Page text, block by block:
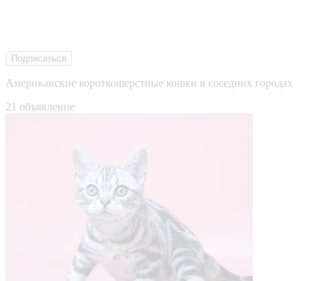
Подписаться
Американские короткошерстные кошки в соседних городах
21 объявление